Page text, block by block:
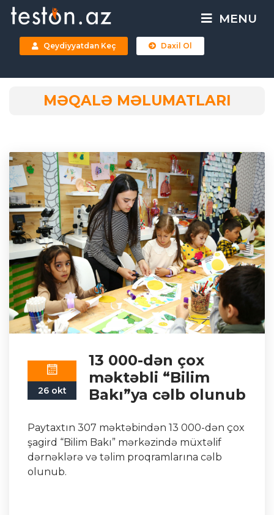
MENU
Qeydiyyatdan Keç Daxil Ol
MƏQALƏ MƏLUMATLARI
26 okt
13 000-dən çox
məktəbli “Bilim
Bakı”ya cəlb olunub
Paytaxtın 307 məktəbindən 13 000-dən çox
şagird “Bilim Bakı” mərkəzində müxtəlif
dərnəklərə və təlim proqramlarına cəlb
olunub.